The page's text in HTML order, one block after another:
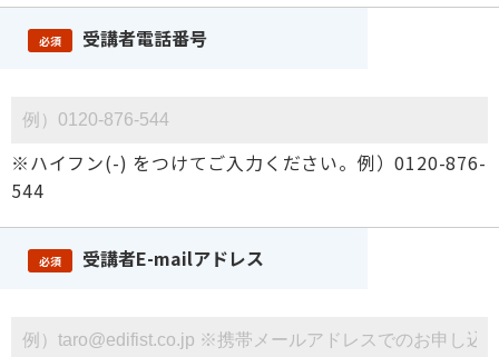
必須 受講者電話番号
※ハイフン(-) をつけてご入力ください。例）0120-876-
544
必須 受講者E-mailアドレス